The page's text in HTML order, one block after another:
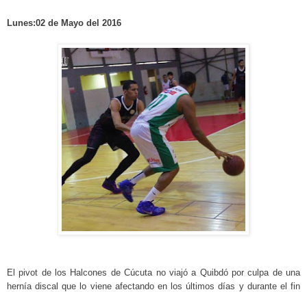
Lunes:02 de Mayo del 2016
El pivot de los Halcones de Cúcuta no viajó a Quibdó por culpa de una
hernía discal que lo viene afectando en los últimos días y durante el fin